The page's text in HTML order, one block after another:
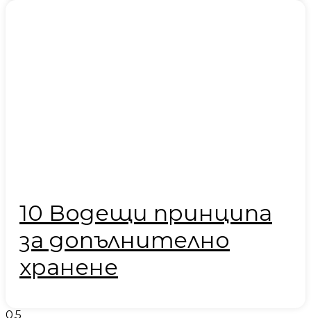
10 Водещи принципа
за допълнително
хранене